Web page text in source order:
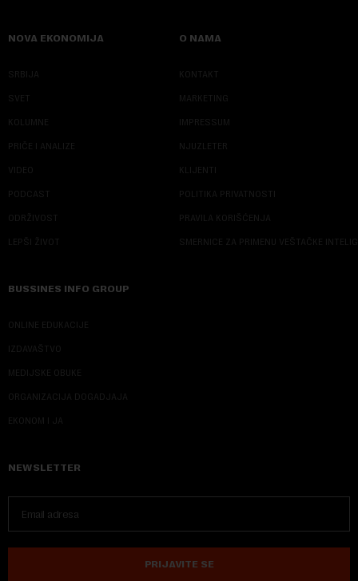
NOVA EKONOMIJA
SRBIJA
SVET
KOLUMNE
PRIČE I ANALIZE
VIDEO
PODCAST
ODRŽIVOST
LEPŠI ŽIVOT
O NAMA
KONTAKT
MARKETING
IMPRESSUM
NJUZLETER
KLIJENTI
POLITIKA PRIVATNOSTI
PRAVILA KORIŠĆENJA
SMERNICE ZA PRIMENU VEŠTAČKE
BUSSINES INFO GROUP
ONLINE EDUKACIJE
IZDAVAŠTVO
MEDIJSKE OBUKE
ORGANIZACIJA DOGADJAJA
EKONOM I JA
NEWSLETTER
PRIJAVITE SE